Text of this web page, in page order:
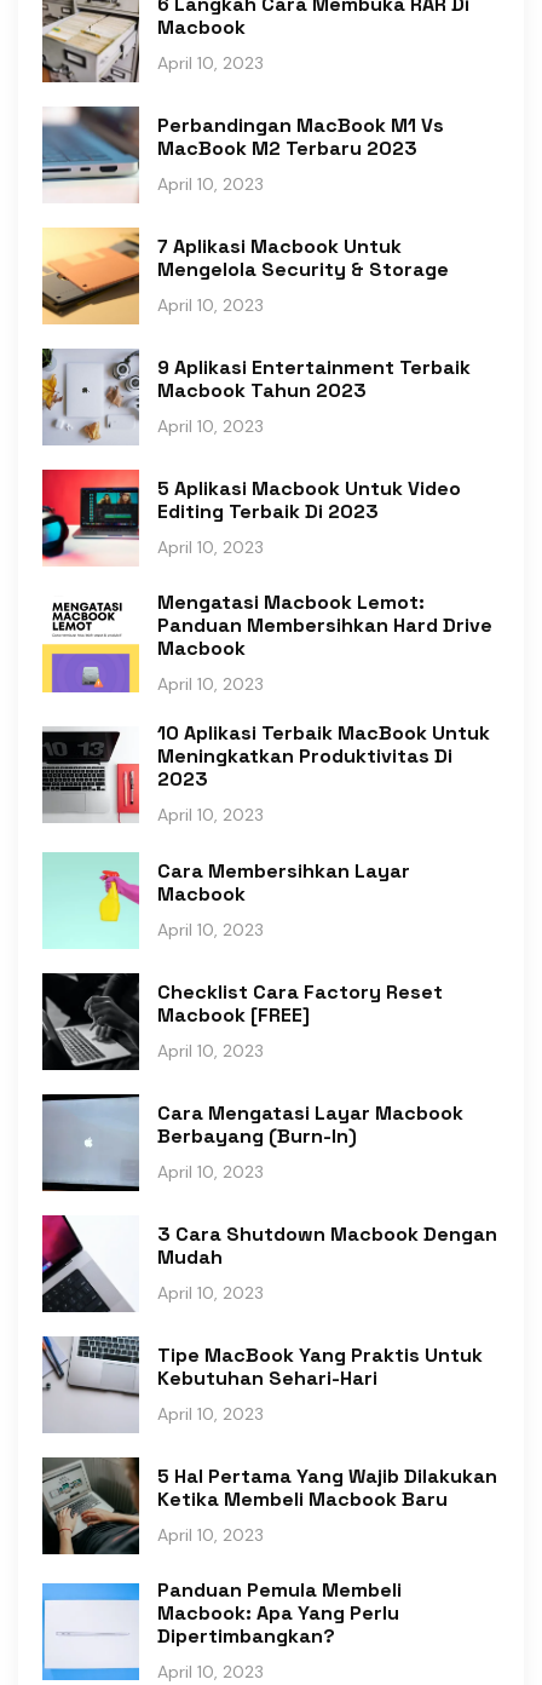
Macbook
April 10, 2023
Perbandingan MacBook M1 Vs
MacBook M2 Terbaru 2023
April 10, 2023
7 Aplikasi Macbook Untuk
Mengelola Security & Storage
April 10, 2023
9 Aplikasi Entertainment Terbaik
Macbook Tahun 2023
April 10, 2023
5 Aplikasi Macbook Untuk Video
Editing Terbaik Di 2023
April 10, 2023
Mengatasi Macbook Lemot:
Panduan Membersihkan Hard Drive
Macbook
April 10, 2023
10 Aplikasi Terbaik MacBook Untuk
Meningkatkan Produktivitas Di
2023
April 10, 2023
Cara Membersihkan Layar
Macbook
April 10, 2023
Checklist Cara Factory Reset
Macbook [FREE]
April 10, 2023
Cara Mengatasi Layar Macbook
Berbayang (Burn-In)
April 10, 2023
3 Cara Shutdown Macbook Dengan
Mudah
April 10, 2023
Tipe MacBook Yang Praktis Untuk
Kebutuhan Sehari-Hari
April 10, 2023
5 Hal Pertama Yang Wajib Dilakukan
Ketika Membeli Macbook Baru
April 10, 2023
Panduan Pemula Membeli
Macbook: Apa Yang Perlu
Dipertimbangkan?
April 10, 2023